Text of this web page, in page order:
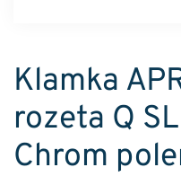
Klamka
rozeta Q
Chrom